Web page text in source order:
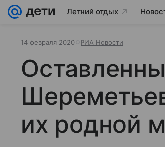
Летний отдых
14 февраля 2020 РИА Новости
их родной